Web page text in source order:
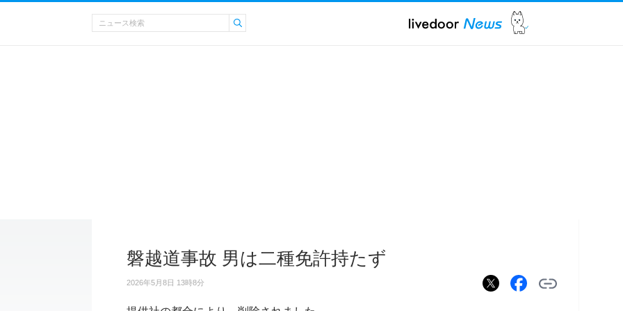
磐越道事故 男は二種免許持たず
2026年5月8日 13時8分